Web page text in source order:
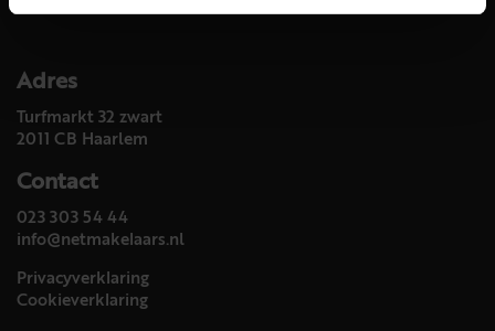
Adres
Turfmarkt 32 zwart
2011 CB Haarlem
Contact
023 303 54 44
info@netmakelaars.nl
Privacyverklaring
Cookieverklaring